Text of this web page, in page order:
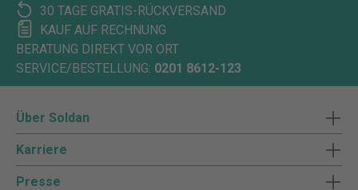
30 TAGE GRATIS-RÜCKVERSAND
KAUF AUF RECHNUNG
BERATUNG DIREKT VOR ORT
SERVICE/BESTELLUNG: 0201 8612-123
Über Soldan
Karriere
Presse